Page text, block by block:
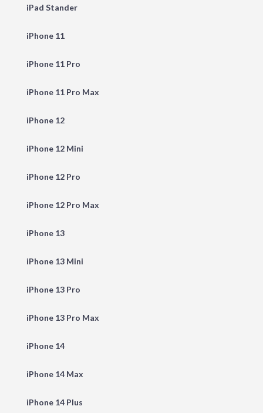
iPad Stander
iPhone 11
iPhone 11 Pro
iPhone 11 Pro Max
iPhone 12
iPhone 12 Mini
iPhone 12 Pro
iPhone 12 Pro Max
iPhone 13
iPhone 13 Mini
iPhone 13 Pro
iPhone 13 Pro Max
iPhone 14
iPhone 14 Max
iPhone 14 Plus